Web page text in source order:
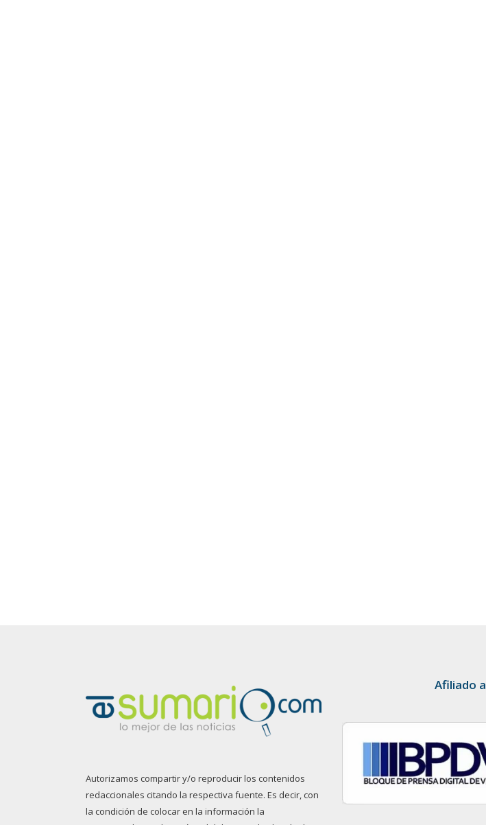
Autorizamos compartir y/o reproducir los contenidos
redaccionales citando la respectiva fuente. Es decir, con
la condición de colocar en la información la
Afiliado a